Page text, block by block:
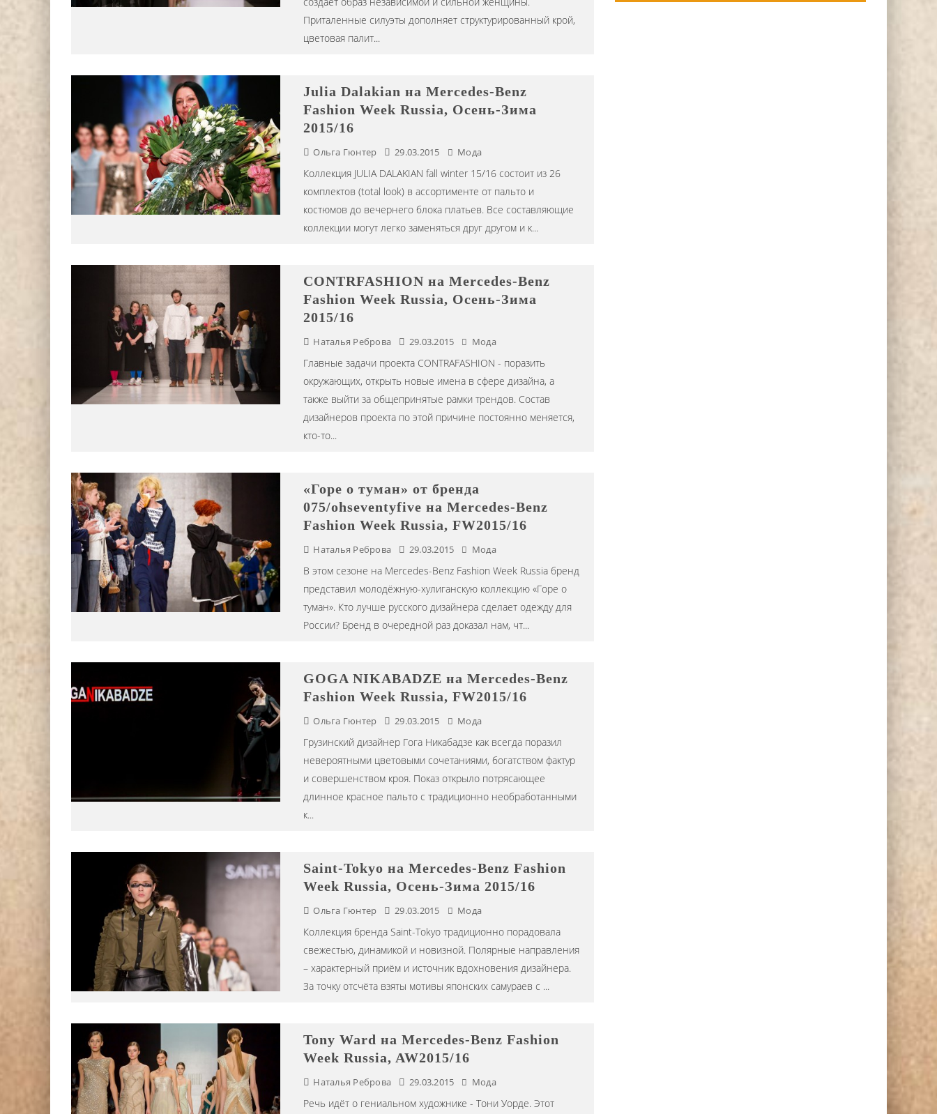
Приталенные силуэты дополняет структурированный крой,
цветовая палит...
Julia Dalakian на Mercedes-Benz
Fashion Week Russia, Осень-Зима
2015/16
Ольга Гюнтер 29.03.2015 Мода
Коллекция JULIA DALAKIAN fall winter 15/16 состоит из 26
комплектов (total look) в ассортименте от пальто и
костюмов до вечернего блока платьев. Все составляющие
коллекции могут легко заменяться друг другом и к...
CONTRFASHION на Mercedes-Benz
Fashion Week Russia, Осень-Зима
2015/16
Наталья Реброва 29.03.2015 Мода
Главные задачи проекта CONTRAFASHION - поразить
окружающих, открыть новые имена в сфере дизайна, а
также выйти за общепринятые рамки трендов. Состав
дизайнеров проекта по этой причине постоянно меняется,
кто-то...
«Горе о туман» от бренда
075/ohseventyfive на Mercedes-Benz
Fashion Week Russia, FW2015/16
Наталья Реброва 29.03.2015 Мода
В этом сезоне на Mercedes-Benz Fashion Week Russia бренд
представил молодёжную-хулиганскую коллекцию «Горе о
туман». Кто лучше русского дизайнера сделает одежду для
России? Бренд в очередной раз доказал нам, чт...
GOGA NIKABADZE на Mercedes-Benz
Fashion Week Russia, FW2015/16
Ольга Гюнтер 29.03.2015 Мода
Грузинский дизайнер Гога Никабадзе как всегда поразил
невероятными цветовыми сочетаниями, богатством фактур
и совершенством кроя. Показ открыло потрясающее
длинное красное пальто с традиционно необработанными
к...
Saint-Tokyo на Mercedes-Benz Fashion
Week Russia, Осень-Зима 2015/16
Ольга Гюнтер 29.03.2015 Мода
Коллекция бренда Saint-Tokyo традиционно порадовала
свежестью, динамикой и новизной. Полярные направления
– характерный приём и источник вдохновения дизайнера.
За точку отсчёта взяты мотивы японских самураев с ...
Tony Ward на Mercedes-Benz Fashion
Week Russia, AW2015/16
Наталья Реброва 29.03.2015 Мода
Речь идёт о гениальном художнике - Тони Уорде. Этот